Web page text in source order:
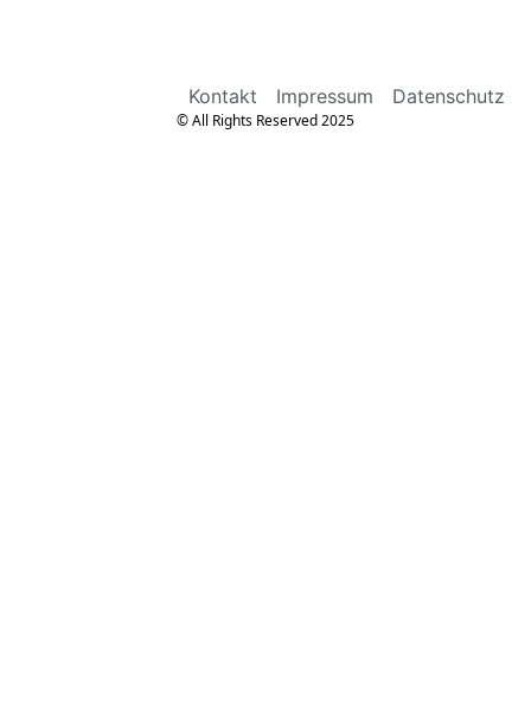
Kontakt Impressum Datenschutz
© All Rights Reserved 2025